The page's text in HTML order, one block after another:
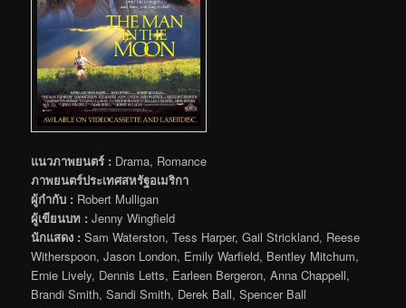
แนวภาพยนตร์ : Drama, Romance
ภาพยนตร์ประเทศสหรัฐอเมริกา
ผู้กำกับ : Robert Mulligan
ผู้เขียนบท : Jenny Wingfield
นักแสดง : Sam Waterston, Tess Harper, Gail Strickland, Reese
Witherspoon, Jason London, Emily Warfield, Bentley Mitchum,
Ernie Lively, Dennis Letts, Earleen Bergeron, Anna Chappell,
Brandi Smith, Sandi Smith, Derek Ball, Spencer Ball